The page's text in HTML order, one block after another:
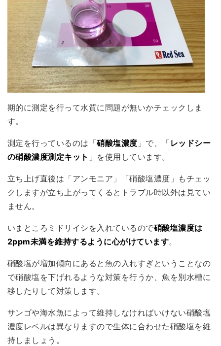
期的に測定を行って水質に問題が無いかチェックしま
す。
測定を行っているのは「硝酸塩濃度 」で、「 レッドシー
の硝酸濃度測定キット 」を使用しています。
立ち上げ直後は「アンモニア」「硝酸塩濃度」もチェッ
クしますが立ち上がってくるとトラブル時以外は見てい
ません。
いまところミドリイシを入れているので硝酸塩濃度は
2ppm未満を維持するように心がけています。
硝酸塩が増加傾向にあると魚の入れすぎということなの
で硝酸塩を下げれるような対策を行うか、魚を別水槽に
移したりして対策します。
サンゴや海水魚によって維持しなければいけない硝酸塩
濃度レベルは異なりますので生体に合わせた硝酸塩を維
持しましょう。